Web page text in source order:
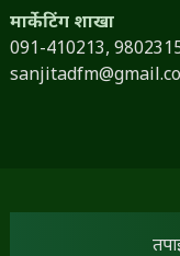
मार्केटिंग शाखा
091-410213,